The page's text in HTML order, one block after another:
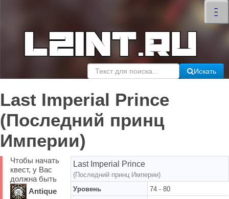
–
–
–
×
Искать
Last Imperial Prince
(Последний принц
Империи)
Last Imperial Prince
(Последний принц Империи)
Уровень
74 - 80
Чтобы начать
квест, у Вас
должна быть
Antique